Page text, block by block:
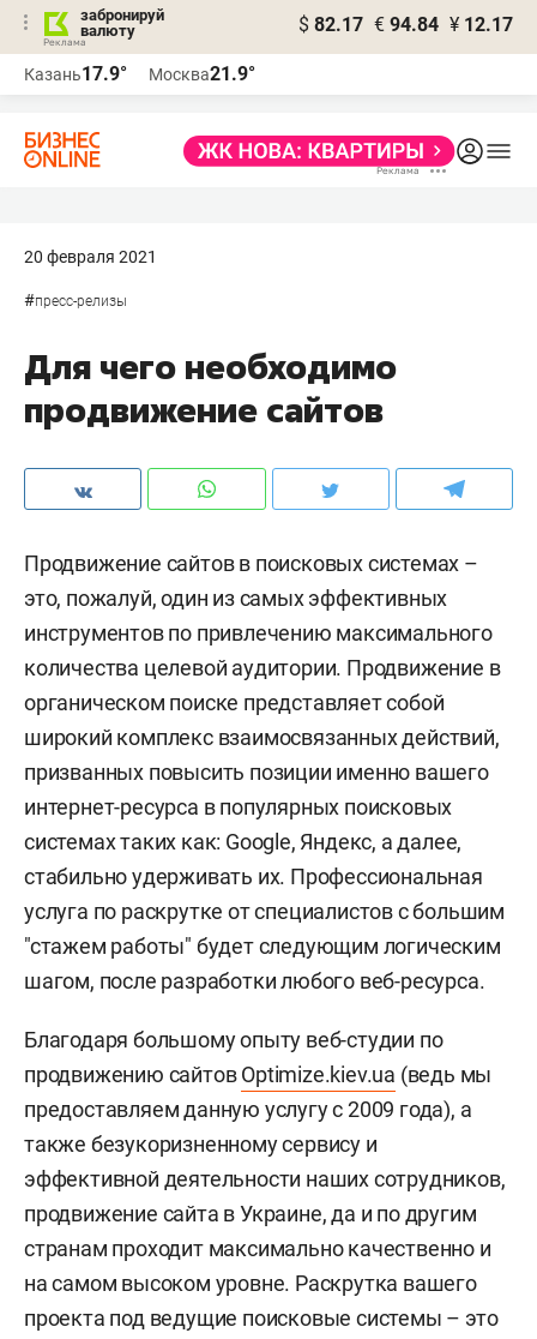
забронируй
валюту
$ 82.17 € 94.84 ¥ 12.17
Казань17.9° Москва21.9°
20 февраля 2021
#пресс-релизы
Для чего необходимо
продвижение сайтов
Продвижение сайтов в поисковых системах –
это, пожалуй, один из самых эффективных
инструментов по привлечению максимального
количества целевой аудитории. Продвижение в
органическом поиске представляет собой
широкий комплекс взаимосвязанных действий,
призванных повысить позиции именно вашего
интернет-ресурса в популярных поисковых
системах таких как: Google, Яндекс, а далее,
стабильно удерживать их. Профессиональная
услуга по раскрутке от специалистов с большим
"стажем работы" будет следующим логическим
шагом, после разработки любого веб-ресурса.
Благодаря большому опыту веб-студии по
продвижению сайтовOptimize.kiev.ua (ведь мы
предоставляем данную услугу с 2009 года), а
также безукоризненному сервису и
эффективной деятельности наших сотрудников,
продвижение сайта в Украине, да и по другим
странам проходит максимально качественно и
на самом высоком уровне. Раскрутка вашего
проекта под ведущие поисковые системы – это